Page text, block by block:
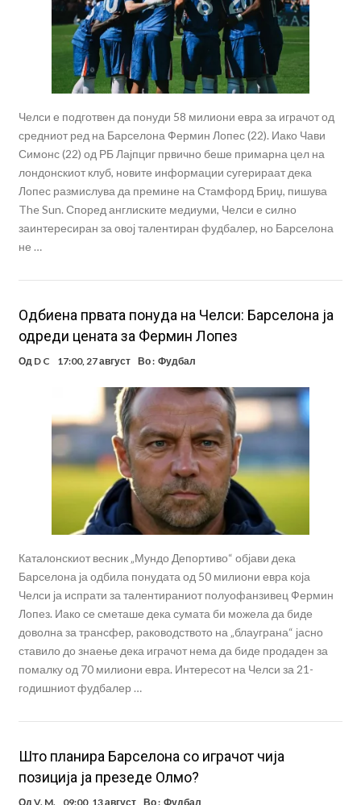
Челси е подготвен да понуди 58 милиони евра за играчот од
средниот ред на Барселона Фермин Лопес (22). Иако Чави
Симонс (22) од РБ Лајпциг првично беше примарна цел на
лондонскиот клуб, новите информации сугерираат дека
Лопес размислува да премине на Стамфорд Бриџ, пишува
The Sun. Според англиските медиуми, Челси е силно
заинтересиран за овој талентиран фудбалер, но Барселона
не …
Одбиена првата понуда на Челси: Барселона ја
одреди цената за Фермин Лопез
Од D C 17:00, 27 август Во : Фудбал
Каталонскиот весник „Мундо Депортиво“ објави дека
Барселона ја одбила понудата од 50 милиони евра која
Челси ја испрати за талентираниот полуофанзивец Фермин
Лопез. Иако се сметаше дека сумата би можела да биде
доволна за трансфер, раководството на „блауграна“ јасно
ставило до знаење дека играчот нема да биде продаден за
помалку од 70 милиони евра. Интересот на Челси за 21-
годишниот фудбалер …
Што планира Барселона со играчот чија
позиција ја презеде Олмо?
Од V. M. 09:00, 13 август Во : Фудбал